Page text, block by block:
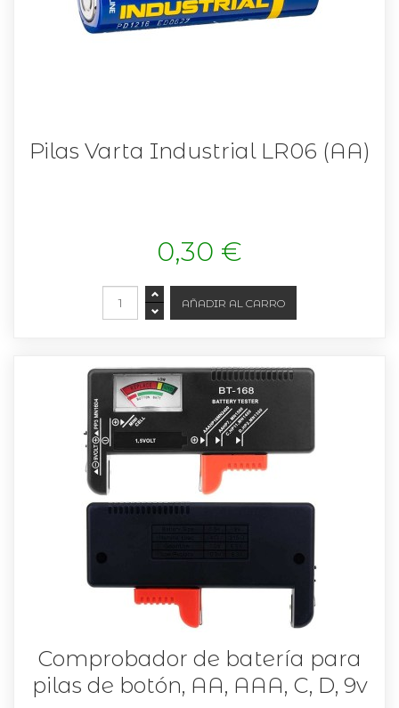
Pilas Varta Industrial LR06 (AA)
0,30 €
Comprobador de batería para
pilas de botón, AA, AAA, C, D, 9v